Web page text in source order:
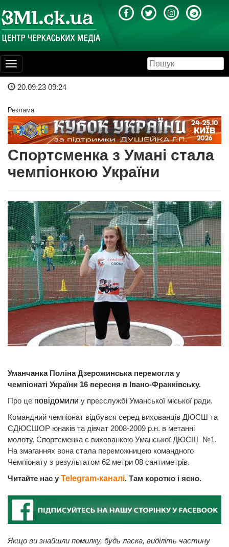
Toggle
navigation
20.09.23 09:24
Реклама
Спортсменка з Умані стала
чемпіонкою України
Уманчанка Поліна Дзерожинська перемогла у
чемпіонаті України 16 вересня в Івано-Франківську.
Про це повідомили у пресслужбі Уманської міської ради.
Командний чемпіонат відбувся серед вихованців ДЮСШ та
СДЮСШОР юнаків та дівчат 2008-2009 р.н. в метанні
молоту. Спортсменка є вихованкою Уманської ДЮСШ №1.
На змаганнях вона стала переможницею командного
Чемпіонату з результатом 62 метри 08 сантиметрів.
Читайте нас у Telegram-каналі. Там коротко і ясно.
Якщо ви знайшли помилку, будь ласка, виділіть частину